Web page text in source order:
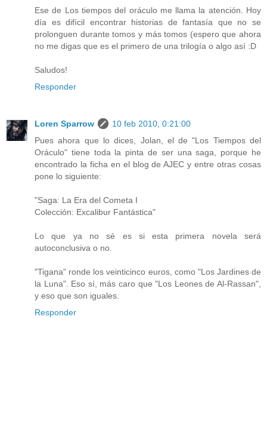
Ese de Los tiempos del oráculo me llama la atención. Hoy
día es difícil encontrar historias de fantasía que no se
prolonguen durante tomos y más tomos (espero que ahora
no me digas que es el primero de una trilogía o algo así :D
Saludos!
Responder
Loren Sparrow
10 feb 2010, 0:21:00
Pues ahora que lo dices, Jolan, el de "Los Tiempos del
Oráculo" tiene toda la pinta de ser una saga, porque he
encontrado la ficha en el blog de AJEC y entre otras cosas
pone lo siguiente:
"Saga: La Era del Cometa I
Colección: Excalibur Fantástica"
Lo que ya no sé es si esta primera novela será
autoconclusiva o no.
"Tigana" ronde los veinticinco euros, como "Los Jardines de
la Luna". Eso sí, más caro que "Los Leones de Al-Rassan",
y eso que son iguales.
Responder